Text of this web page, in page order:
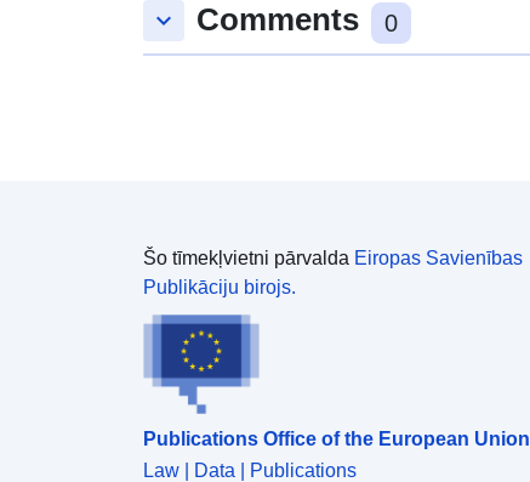
keyboard_arrow_down Comments 0
Šo tīmekļvietni pārvalda Eiropas Savienības
Publikāciju birojs.
Publications Office of the European Union
Law | Data | Publications